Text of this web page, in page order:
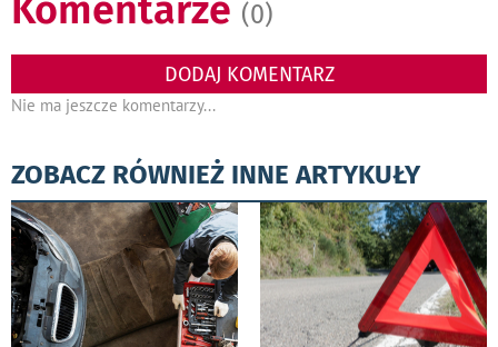
Komentarze (0)
DODAJ KOMENTARZ
Nie ma jeszcze komentarzy...
ZOBACZ RÓWNIEŻ INNE ARTYKUŁY